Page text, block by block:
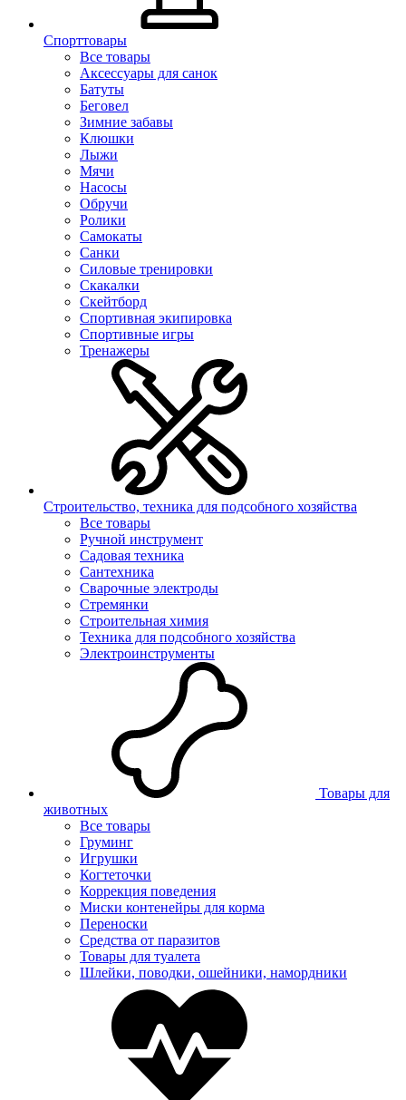
Спорттовары
Все товары
Аксессуары для санок
Батуты
Беговел
Зимние забавы
Клюшки
Лыжи
Мячи
Насосы
Обручи
Ролики
Самокаты
Санки
Силовые тренировки
Скакалки
Скейтборд
Спортивная экипировка
Спортивные игры
Тренажеры
Строительство, техника для подсобного хозяйства
Все товары
Ручной инструмент
Садовая техника
Сантехника
Сварочные электроды
Стремянки
Строительная химия
Техника для подсобного хозяйства
Электроинструменты
Товары для
животных
Все товары
Груминг
Игрушки
Когтеточки
Коррекция поведения
Миски контенейры для корма
Переноски
Средства от паразитов
Товары для туалета
Шлейки, поводки, ошейники, намордники